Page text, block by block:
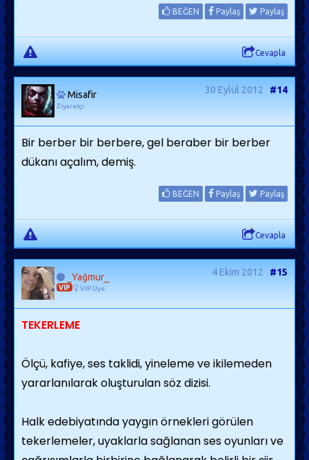
BEĞEN Paylaş Paylaş
Cevapla
Misafir
Ziyaretçi
30 Eylül 2012 #14
Bir berber bir berbere, gel beraber bir berber
dükanı açalım, demiş.
BEĞEN Paylaş Paylaş
Cevapla
_Yağmur_
VIP VIP Üye
4 Ekim 2012 #15
TEKERLEME
Ölçü, kafiye, ses taklidi, yineleme ve ikilemeden
yararlanılarak oluşturulan söz dizisi.
Halk edebiyatında yaygın örnekleri görülen
tekerlemeler, uyaklarla sağlanan ses oyunları ve